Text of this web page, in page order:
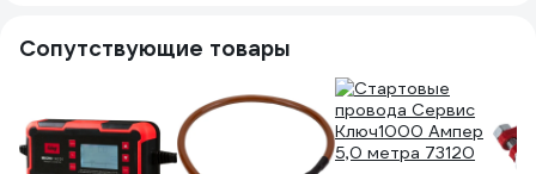
Сопутствующие товары